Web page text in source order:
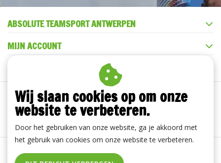
ABSOLUTE TEAMSPORT ANTWERPEN
MIJN ACCOUNT
Algemene voorwaarden | Disclaimer
Wij slaan cookies op om onze
website te verbeteren.
Door het gebruiken van onze website, ga je akkoord met
het gebruik van cookies om onze website te verbeteren.